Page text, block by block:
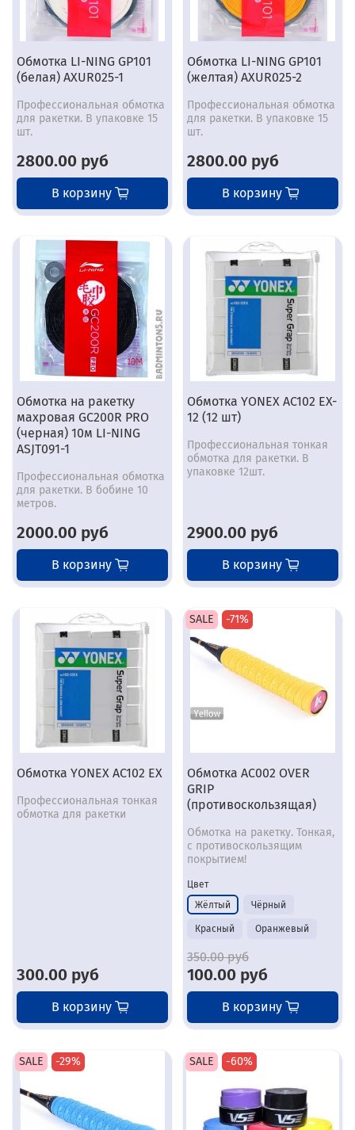
Обмотка LI-NING GP101
(белая) AXUR025-1
Профессиональная обмотка
для ракетки. В упаковке 15
шт.
2800.00 руб
В корзину
Обмотка LI-NING GP101
(желтая) AXUR025-2
Профессиональная обмотка
для ракетки. В упаковке 15
шт.
2800.00 руб
В корзину
Обмотка на ракетку
махровая GC200R PRO
(черная) 10м LI-NING
ASJT091-1
Профессиональная обмотка
для ракетки. В бобине 10
метров.
2000.00 руб
В корзину
Обмотка YONEX AC102 EX-
12 (12 шт)
Профессиональная тонкая
обмотка для ракетки. В
упаковке 12шт.
2900.00 руб
В корзину
Обмотка YONEX AC102 EX
Профессиональная тонкая
обмотка для ракетки
300.00 руб
В корзину
SALE -71%
Обмотка AC002 OVER
GRIP
(противоскользящая)
Обмотка на ракетку. Тонкая,
с противоскользящим
покрытием!
Цвет
Жёлтый
Чёрный
Красный Оранжевый
350.00 руб
100.00 руб
В корзину
SALE -29% SALE -60%